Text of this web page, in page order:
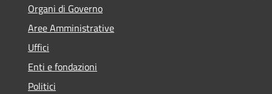
Organi di Governo
Aree Amministrative
Uffici
Enti e fondazioni
Politici